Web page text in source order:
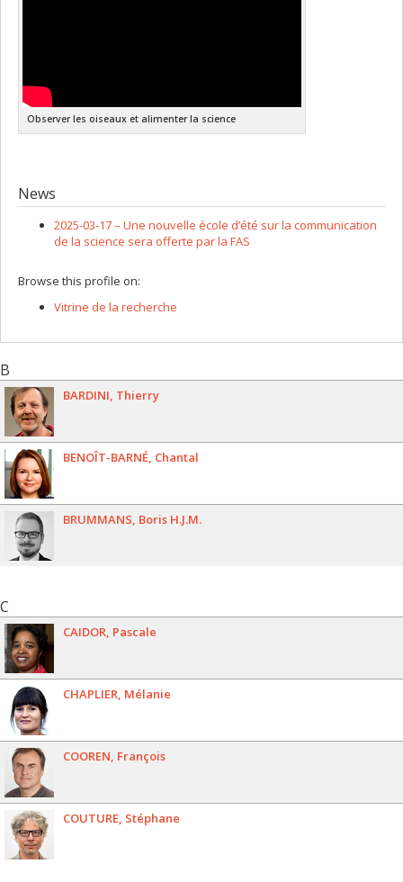
Observer les oiseaux et alimenter la science
News
2025-03-17 – Une nouvelle école d’été sur la communication
de la science sera offerte par la FAS
Browse this profile on:
Vitrine de la recherche
B
BARDINI Thierry
BENOÎT-BARNÉ Chantal
BRUMMANS Boris H.J.M.
C
CAIDOR Pascale
CHAPLIER Mélanie
COOREN François
COUTURE Stéphane